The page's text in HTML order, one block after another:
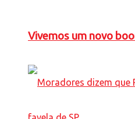
Vivemos um novo